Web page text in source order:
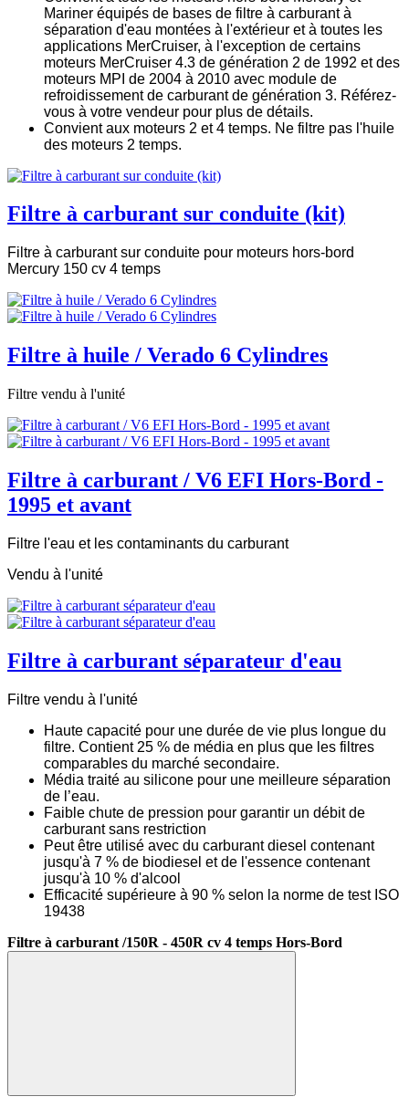
Mariner équipés de bases de filtre à carburant à
séparation d'eau montées à l'extérieur et à toutes les
applications MerCruiser, à l'exception de certains
moteurs MerCruiser 4.3 de génération 2 de 1992 et des
moteurs MPI de 2004 à 2010 avec module de
refroidissement de carburant de génération 3. Référez-
vous à votre vendeur pour plus de détails.
Convient aux moteurs 2 et 4 temps. Ne filtre pas l'huile
des moteurs 2 temps.
Filtre à carburant sur conduite (kit)
Filtre à carburant sur conduite pour moteurs hors-bord
Mercury 150 cv 4 temps
Filtre à huile / Verado 6 Cylindres
Filtre vendu à l'unité
Filtre à carburant / V6 EFI Hors-Bord -
1995 et avant
Filtre l'eau et les contaminants du carburant
Vendu à l'unité
Filtre à carburant séparateur d'eau
Filtre vendu à l'unité
Haute capacité pour une durée de vie plus longue du
filtre. Contient 25 % de média en plus que les filtres
comparables du marché secondaire.
Média traité au silicone pour une meilleure séparation
de l’eau.
Faible chute de pression pour garantir un débit de
carburant sans restriction
Peut être utilisé avec du carburant diesel contenant
jusqu'à 7 % de biodiesel et de l'essence contenant
jusqu'à 10 % d'alcool
Efficacité supérieure à 90 % selon la norme de test ISO
19438
Filtre à carburant /150R - 450R cv 4 temps Hors-Bord